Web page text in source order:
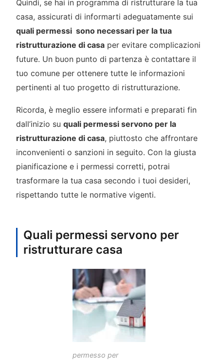
Quindi, se hai in programma di ristrutturare la tua
casa, assicurati di informarti adeguatamente sui
quali permessi sono necessari per la tua
ristrutturazione di casaper evitare complicazioni
future. Un buon punto di partenza è contattare il
tuo comune per ottenere tutte le informazioni
pertinenti al tuo progetto di ristrutturazione.
Ricorda, è meglio essere informati e preparati fin
dall’inizio su quali permessi servono per la
ristrutturazione di casa, piuttosto che affrontare
inconvenienti o sanzioni in seguito. Con la giusta
pianificazione e i permessi corretti, potrai
trasformare la tua casa secondo i tuoi desideri,
rispettando tutte le normative vigenti.
Quali permessi servono per
ristrutturare casa
permesso per